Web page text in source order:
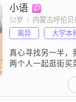
觅的爱情，两个人
我儿子为己出！如
在床上，我会细心
弃！因为爱，你养
一直守候你！丈夫
放纵过自己，洁身
小语
52岁  |  内蒙古呼伦贝
离异
大学本
真心寻找另一半，
两个人一起逛街买
一起做家务，一
游，一起走过祖
有冷战，没有背叛